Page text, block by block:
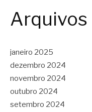
Arquivos
janeiro 2025
dezembro 2024
novembro 2024
outubro 2024
setembro 2024